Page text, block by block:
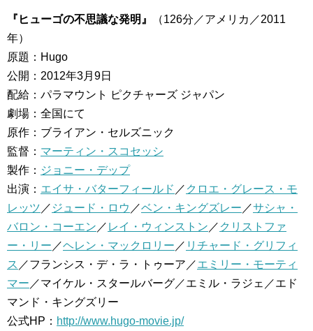
『ヒューゴの不思議な発明』
（126分／アメリカ／2011
年）
原題：Hugo
公開：2012年3月9日
配給：パラマウント ピクチャーズ ジャパン
劇場：全国にて
原作：ブライアン・セルズニック
監督： マーティン・スコセッシ
製作： ジョニー・デップ
出演： エイサ・バターフィールド ／ クロエ・グレース・モ
レッツ ／ ジュード・ロウ ／ベン・キングズレー ／サシャ・
バロン・コーエン ／ レイ・ウィンストン ／ クリストファ
ー・リー ／ヘレン・マックロリー ／ リチャード・グリフィ
ス ／フランシス・デ・ラ・トゥーア／エミリー・モーティ
マー ／マイケル・スタールバーグ／エミル・ラジェ／エド
マンド・キングズリー
公式HP： http://www.hugo-movie.jp/